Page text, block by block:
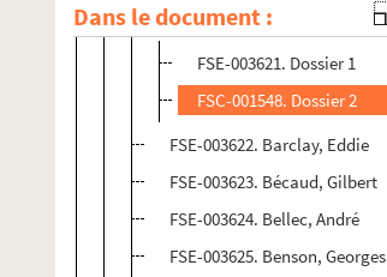
Dans le document :
Aznavour, Charles
FSE-003621. Dossier 1
FSC-001548. Dossier 2
FSE-003622. Barclay, Eddie
FSE-003623. Bécaud, Gilbert
FSE-003624. Bellec, André
FSE-003625. Benson, Georges